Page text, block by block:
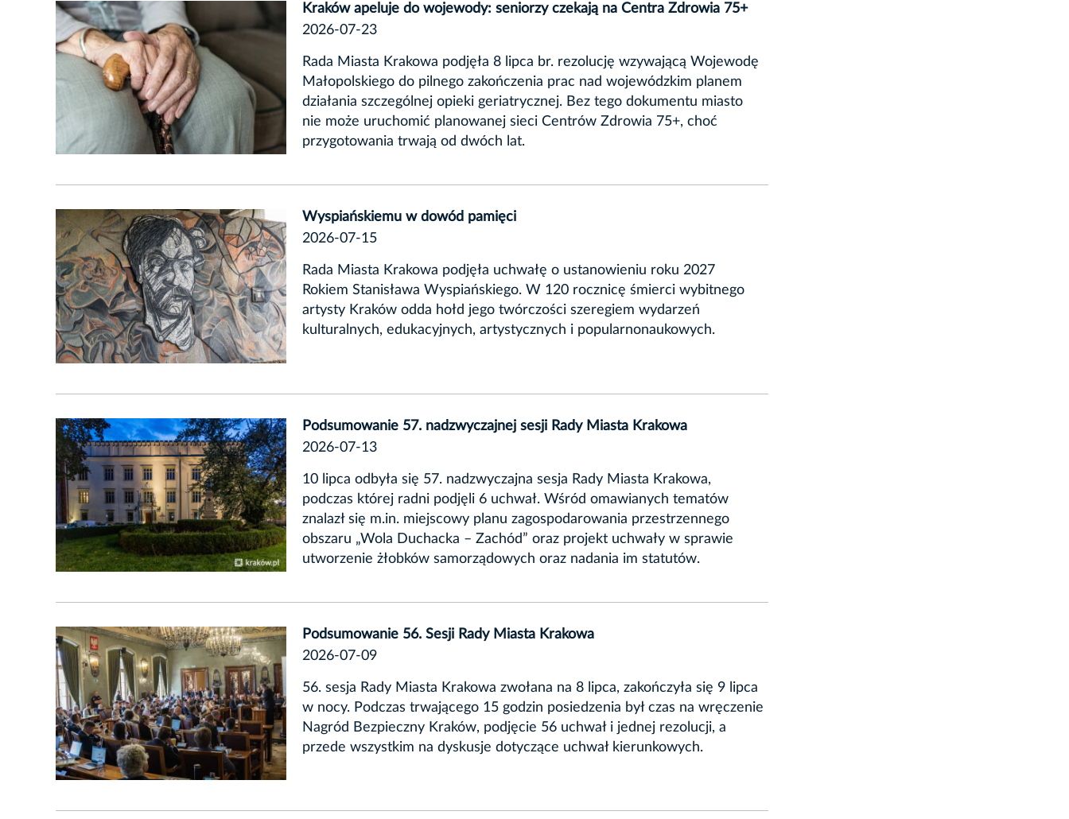
Kraków apeluje do wojewody: seniorzy czekają na Centra Zdrowia 75+
2026-07-23
Rada Miasta Krakowa podjęła 8 lipca br. rezolucję wzywającą Wojewodę
Małopolskiego do pilnego zakończenia prac nad wojewódzkim planem
działania szczególnej opieki geriatrycznej. Bez tego dokumentu miasto
nie może uruchomić planowanej sieci Centrów Zdrowia 75+, choć
przygotowania trwają od dwóch lat.
Wyspiańskiemu w dowód pamięci
2026-07-15
Rada Miasta Krakowa podjęła uchwałę o ustanowieniu roku 2027
Rokiem Stanisława Wyspiańskiego. W 120 rocznicę śmierci wybitnego
artysty Kraków odda hołd jego twórczości szeregiem wydarzeń
kulturalnych, edukacyjnych, artystycznych i popularnonaukowych.
Podsumowanie 57. nadzwyczajnej sesji Rady Miasta Krakowa
2026-07-13
10 lipca odbyła się 57. nadzwyczajna sesja Rady Miasta Krakowa,
podczas której radni podjęli 6 uchwał. Wśród omawianych tematów
znalazł się m.in. miejscowy planu zagospodarowania przestrzennego
obszaru „Wola Duchacka – Zachód” oraz projekt uchwały w sprawie
utworzenie żłobków samorządowych oraz nadania im statutów.
Podsumowanie 56. Sesji Rady Miasta Krakowa
2026-07-09
56. sesja Rady Miasta Krakowa zwołana na 8 lipca, zakończyła się 9 lipca
w nocy. Podczas trwającego 15 godzin posiedzenia był czas na wręczenie
Nagród Bezpieczny Kraków, podjęcie 56 uchwał i jednej rezolucji, a
przede wszystkim na dyskusje dotyczące uchwał kierunkowych.